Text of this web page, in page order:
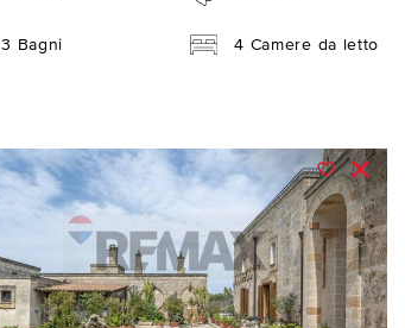
3 Bagni 4 Camere da letto